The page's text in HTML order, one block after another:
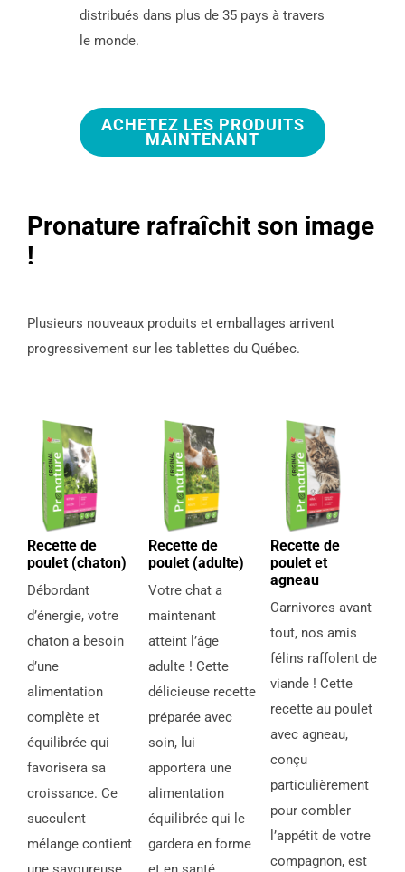
distribués dans plus de 35 pays à travers
le monde.
ACHETEZ LES PRODUITS
MAINTENANT
Pronature rafraîchit son image
!
Plusieurs nouveaux produits et emballages arrivent
progressivement sur les tablettes du Québec.
Recette de
poulet (chaton)
Débordant
d’énergie, votre
chaton a besoin
d’une
alimentation
complète et
équilibrée qui
favorisera sa
croissance. Ce
succulent
mélange contient
Recette de
poulet (adulte)
Votre chat a
maintenant
atteint l’âge
adulte ! Cette
délicieuse recette
préparée avec
soin, lui
apportera une
alimentation
équilibrée qui le
gardera en forme
Recette de
poulet et
agneau
Carnivores avant
tout, nos amis
félins raffolent de
viande ! Cette
recette au poulet
avec agneau,
conçu
particulièrement
pour combler
l’appétit de votre
compagnon, est